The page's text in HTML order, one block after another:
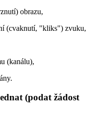
obrazu,
(cvaknutí, "kliks") zvuku,
(kanálu),
(podat žádost